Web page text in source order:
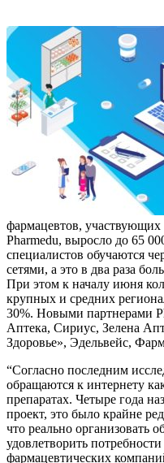
фармацевтов, участвующих
Pharmedu, выросло до 65
специалистов обучаются
сетями, а это в два раза
При этом к началу июня
крупных и средних
30%. Новыми партнерами
Аптека, Сириус, Зелена
Здоровье», Эдельвейс,
“Согласно последним
обращаются к интернету
препаратах. Четыре года
проект, это было крайне
что реально организовать
удовлетворить
фармацевтических